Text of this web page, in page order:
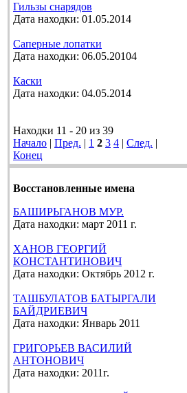
Гильзы снарядов
Дата находки: 01.05.2014
Саперные лопатки
Дата находки: 06.05.20104
Каски
Дата находки: 04.05.2014
Находки 11 - 20 из 39
Начало | Пред. | 1 2 3 4 | След. |
Конец
Восстановленные имена
БАШИРЬГАНОВ МУР.
Дата находки: март 2011 г.
ХАНОВ ГЕОРГИЙ
КОНСТАНТИНОВИЧ
Дата находки: Октябрь 2012 г.
ТАШБУЛАТОВ БАТЫРГАЛИ
БАЙДРИЕВИЧ
Дата находки: Январь 2011
ГРИГОРЬЕВ ВАСИЛИЙ
АНТОНОВИЧ
Дата находки: 2011г.